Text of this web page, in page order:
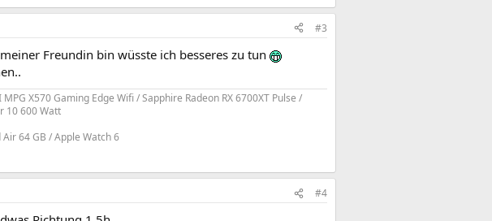
#3
Freundin bin wüsste ich besseres zu tun
X570 Gaming Edge Wifi / Sapphire Radeon RX 6700XT Pulse /
10 600 Watt
64 GB / Apple Watch 6
#4